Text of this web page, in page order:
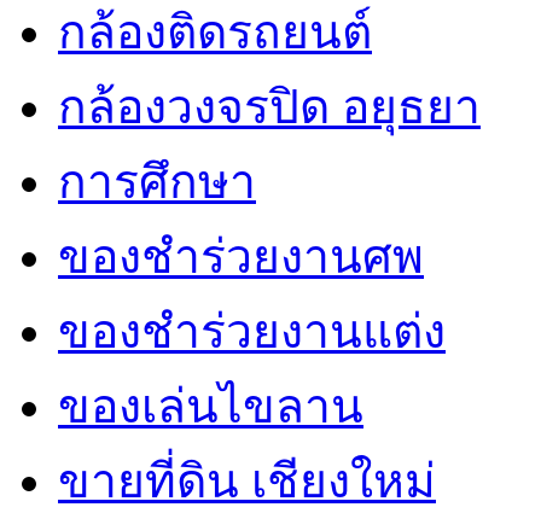
กล้องติดรถยนต์
กล้องวงจรปิด อยุธยา
การศึกษา
ของชำร่วยงานศพ
ของชำร่วยงานแต่ง
ของเล่นไขลาน
ขายที่ดิน เชียงใหม่